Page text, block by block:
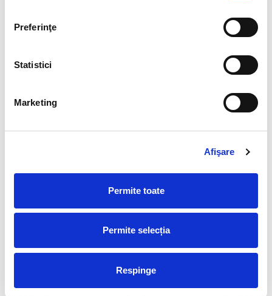
Preferinţe
Statistici
Marketing
Afişare
Permite toate
Permite selecția
Respinge